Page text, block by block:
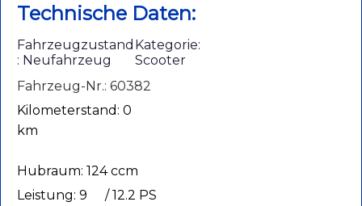
Technische Daten:
Fahrzeugzustand
: Neufahrzeug
Kategorie:
Scooter
Fahrzeug-Nr.: 60382
Kilometerstand: 0
km
Hubraum: 124 ccm
Leistung: 9
/ 12.2 PS